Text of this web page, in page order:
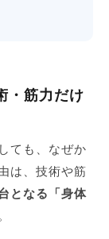
・筋力だけ
ても、なぜか
は、技術や筋
となる「身体